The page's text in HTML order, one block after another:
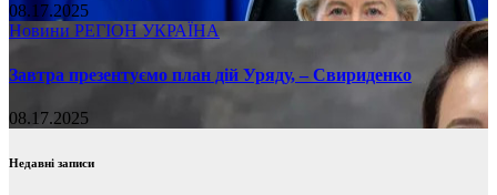
08.17.2025
Новини РЕГІОН УКРАЇНА
Завтра презентуємо план дій Уряду, – Свириденко
08.17.2025
Недавні записи